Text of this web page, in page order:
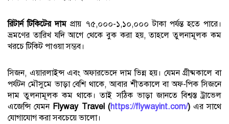
রিটার্ন টিকিটের দামপ্রায় ৭৫,০০০-১,১০,০০০ টাকা পর্যন্ত হতে পারে।
ভ্রমণের তারিখ যদি আগে থেকে বুক করা হয়, তাহলে তুলনামূলক কম
খরচে টিকিট পাওয়া সম্ভব।
সিজন, এয়ারলাইন্স এবং অফারভেদে দাম ভিন্ন হয়। যেমন গ্রীষ্মকালে বা
পর্যটন মৌসুমে ভাড়া বেশি থাকে, আবার শীতকালে বা অফ-পিক সিজনে
দাম তুলনামূলক কম থাকে। তাই সঠিক ভাড়া জানতে বিশ্বস্ত ট্রাভেল
এজেন্সি যেমন Flyway Travel (https://flywayint.com/)এর সাথে
যোগাযোগ করা সবচেয়ে ভালো।